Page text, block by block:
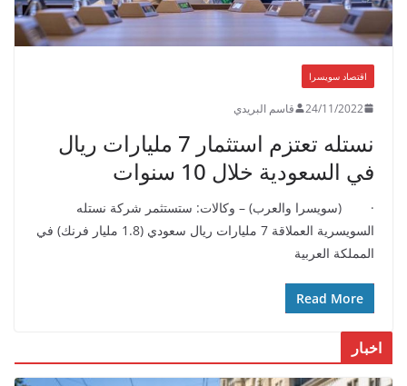
اقتصاد سويسرا
24/11/2022 قاسم البريدي
نستله تعتزم استثمار 7 مليارات ريال
في السعودية خلال 10 سنوات
· (سويسرا والعرب) – وكالات: ستستثمر شركة نستله
السويسرية العملاقة 7 مليارات ريال سعودي (1.8 مليار فرنك) في
المملكة العربية
Read More
اخبار